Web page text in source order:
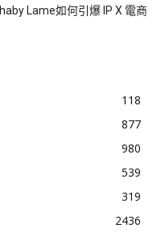
Lame如何引爆 IP X 電商
118
877
980
539
319
2436